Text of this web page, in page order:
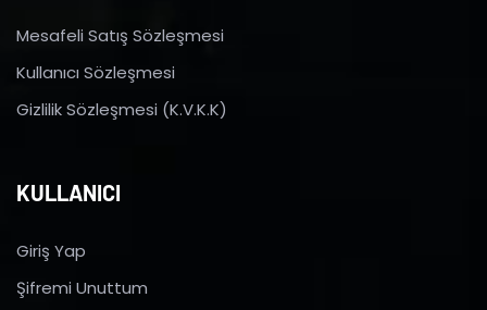
Mesafeli Satış Sözleşmesi
Kullanıcı Sözleşmesi
Gizlilik Sözleşmesi (K.V.K.K)
KULLANICI
Giriş Yap
Şifremi Unuttum